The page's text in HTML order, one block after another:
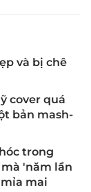
và bị chê
cover quá
bản mash-
trong
'năm lần
mai